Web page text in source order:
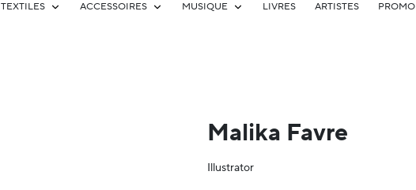
TEXTILES ACCESSOIRES MUSIQUE LIVRES ARTISTES PROMO
Malika Favre
Illustrator